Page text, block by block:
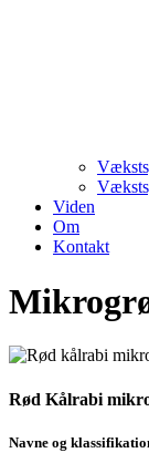
Viden
Om
Kontakt
Rød Kålrabi
Navne og